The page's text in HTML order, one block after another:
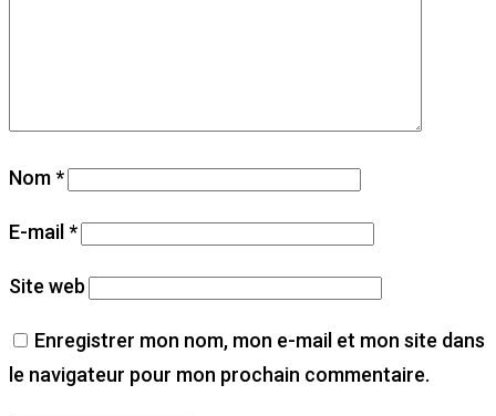
Nom*
E-mail*
Site web
Enregistrer mon nom, mon e-mail et mon site dans
le navigateur pour mon prochain commentaire.